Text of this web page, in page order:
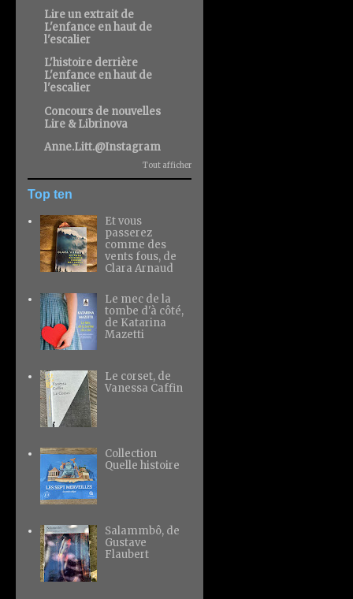
Lire un extrait de
L'enfance en haut de
l'escalier
L'histoire derrière
L'enfance en haut de
l'escalier
Concours de nouvelles
Lire & Librinova
Anne.Litt.@Instagram
Tout afficher
Top ten
Et vous
passerez
comme des
vents fous, de
Clara Arnaud
Le mec de la
tombe d'à côté,
de Katarina
Mazetti
Le corset, de
Vanessa Caffin
Collection
Quelle histoire
Salammbô, de
Gustave
Flaubert